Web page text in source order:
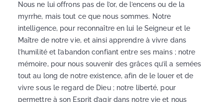
Nous ne lui offrons pas de l’or, de l’encens ou de la
myrrhe, mais tout ce que nous sommes. Notre
intelligence, pour reconnaître en lui le Seigneur et le
Maître de notre vie, et ainsi apprendre à vivre dans
l’humilité et l’abandon confiant entre ses mains ; notre
mémoire, pour nous souvenir des grâces qu’il a semées
tout au long de notre existence, afin de le louer et de
vivre sous le regard de Dieu ; notre liberté, pour
permettre à son Esprit d’agir dans notre vie et nous